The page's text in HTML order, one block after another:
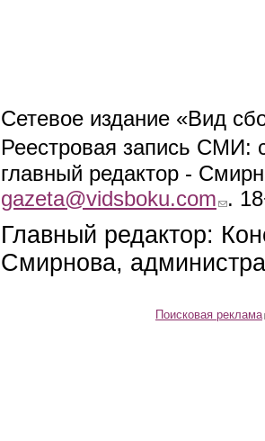
Сетевое издание «Вид
Реестровая запись СМИ:
главный редактор -
gazeta@vidsboku.com (link sends
.
Главный редактор:
Смирнова,
Поисковая реклама